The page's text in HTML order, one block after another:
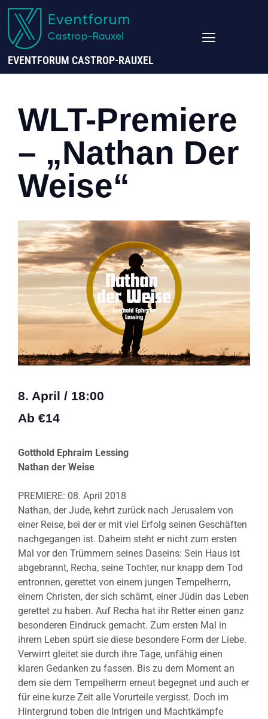
EVENTFORUM CASTROP-RAUXEL
WLT-Premiere
– „Nathan Der
Weise“
8. April / 18:00
Ab €14
Gotthold Ephraim Lessing
Nathan der Weise
PREMIERE: 08. April 2018
Nathan, der Jude, kehrt zurück nach Jerusalem von
einer Reise, bei der er mit viel Erfolg seinen Geschäften
nachgegangen ist. Daheim steht er nicht zum ersten
Mal vor den Trümmern seines Daseins: Sein Haus ist
abgebrannt, Recha, seine Tochter, nur knapp dem Tod
entronnen, gerettet von einem jungen Tempelherrn,
einem Christen, der sich schämt, einer Jüdin das Leben
gerettet zu haben. Auf Recha hat ihr Retter einen ganz
besonderen Eindruck gemacht. Zum ersten Mal in
ihrem Leben spürt sie diese besondere Form der Liebe.
Verwirrt gleitet sie durch ihre Tage, unfähig einen
klaren Gedanken zu fassen. Bis zu dem Moment an
dem sie dem Tempelherrn erneut begegnet und auch er
für eine kurze Zeit alle Vorurteile vergisst. Doch im
Hintergrund toben die Intrigen und Machtkämpfe